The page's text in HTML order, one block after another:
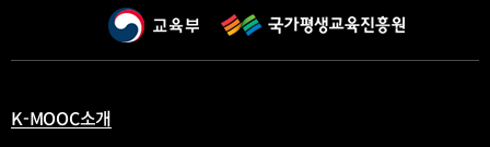
12. 이상 감지 서비스 만들기
14. 다층퍼셉트론 응용
창
열
K-MOOC소개